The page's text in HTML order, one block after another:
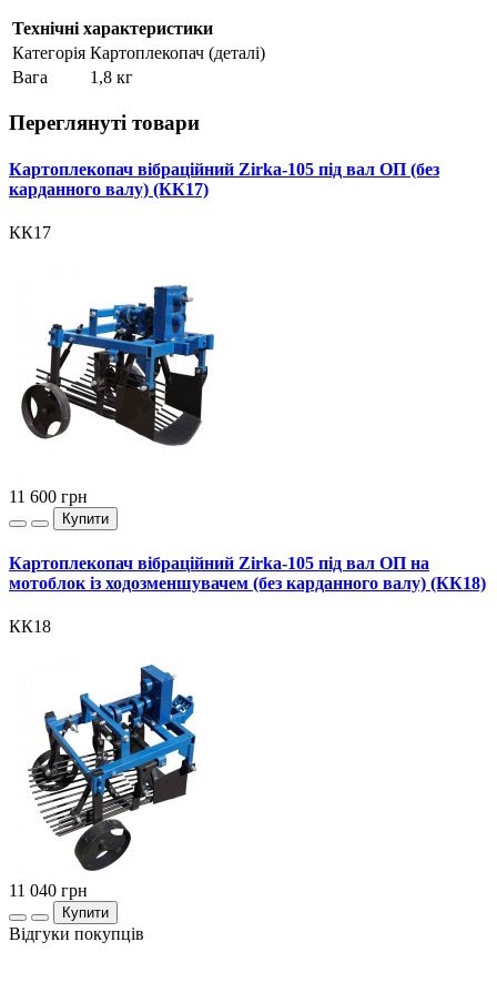
Технічні характеристики
Категорія Картоплекопач (деталі)
Вага
1,8 кг
Переглянуті товари
Картоплекопач вібраційний Zirka-105 під вал ОП (без
карданного валу) (КК17)
КК17
11 600 грн
Купити
Картоплекопач вібраційний Zirka-105 під вал ОП на
мотоблок із ходозменшувачем (без карданного валу) (КК18)
КК18
11 040 грн
Купити
Відгуки покупців